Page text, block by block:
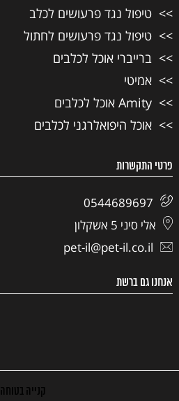
טיפול נגד פרעושים לכלב
טיפול נגד פרעושים לחתול
ברייברי אוכל לכלבים
אמיטי
Amity אוכל לכלבים
אוכל היפואלרגני לכלבים
פרטי התקשרות
0544689697
אלי סיני 5 אשקלון
pet-il@pet-il.co.il
אנחנו גם ברשת
קנייה בטוחה